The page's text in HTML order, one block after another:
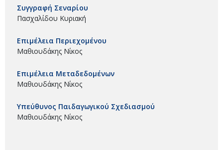
Συγγραφή Σεναρίου
Πασχαλίδου Κυριακή
Επιμέλεια Περιεχομένου
Μαθιουδάκης Νίκος
Επιμέλεια Μεταδεδομένων
Μαθιουδάκης Νίκος
Υπεύθυνος Παιδαγωγικού Σχεδιασμού
Μαθιουδάκης Νίκος